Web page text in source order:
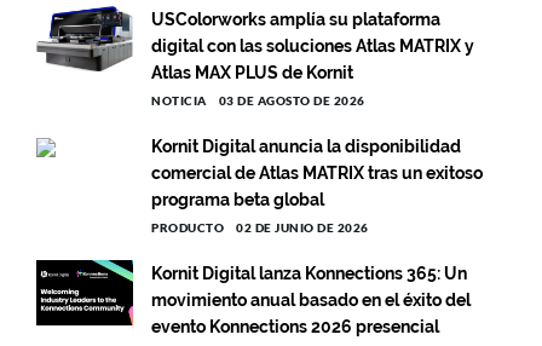
USColorworks amplía su plataforma
digital con las soluciones Atlas MATRIX y
Atlas MAX PLUS de Kornit
NOTICIA 03 DE AGOSTO DE 2026
Kornit Digital anuncia la disponibilidad
comercial de Atlas MATRIX tras un exitoso
programa beta global
PRODUCTO 02 DE JUNIO DE 2026
Kornit Digital lanza Konnections 365: Un
movimiento anual basado en el éxito del
evento Konnections 2026 presencial